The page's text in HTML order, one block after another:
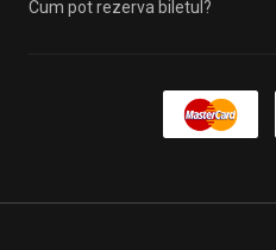
Cum pot rezerva biletul?